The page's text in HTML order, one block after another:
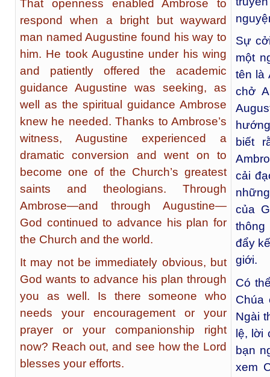
That openness enabled Ambrose to
respond when a bright but wayward
man named Augustine found his way to
him. He took Augustine under his wing
and patiently offered the academic
guidance Augustine was seeking, as
well as the spiritual guidance Ambrose
knew he needed. Thanks to Ambrose’s
witness, Augustine experienced a
dramatic conversion and went on to
become one of the Church’s greatest
saints and theologians. Through
Ambrose—and through Augustine—
God continued to advance his plan for
the Church and the world.
It may not be immediately obvious, but
God wants to advance his plan through
you as well. Is there someone who
needs your encouragement or your
prayer or your companionship right
now? Reach out, and see how the Lord
blesses your efforts.
Sự
một
tên là
chở
biết
cải
của
thông
đẩy
giới.
Có
Chúa
Ngài
lệ, lời
bạn
xem